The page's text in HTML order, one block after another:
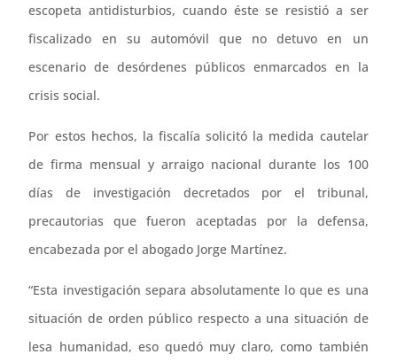
escopeta antidisturbios, cuando éste se resistió a ser
fiscalizado en su automóvil que no detuvo en un
escenario de desórdenes públicos enmarcados en la
crisis social.
Por estos hechos, la fiscalía solicitó la medida cautelar
de firma mensual y arraigo nacional durante los 100
días de investigación decretados por el tribunal,
precautorias que fueron aceptadas por la defensa,
encabezada por el abogado Jorge Martínez.
“Esta investigación separa absolutamente lo que es una
situación de orden público respecto a una situación de
lesa humanidad, eso quedó muy claro, como también